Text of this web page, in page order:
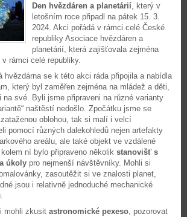
Den hvězdáren a planetárií, který v
letošním roce připadl na pátek 15. 3.
2024. Akci pořádá v rámci celé České
republiky Asociace hvězdáren a
planetárií, která zajišťovala zejména
rámci celé republiky.
hvězdárna se k této akci ráda připojila a nabídla
který byl zaměřen zejména na mládež a děti,
své. Byli jsme připraveni na různé varianty
naštěstí nedošlo. Zpočátku jsme se
oblohou, tak si malí i velcí
pomocí různých dalekohledů nejen artefakty
areálu, ale také objekt ve vzdálené
ní bylo připraveno několik stanovišť s
úkoly pro nejmenší návštěvníky. Mohli si
zasoutěžit si ve znalosti planet,
jsou i relativně jednoduché mechanické
mohli zkusit astronomické pexeso, pozorovat